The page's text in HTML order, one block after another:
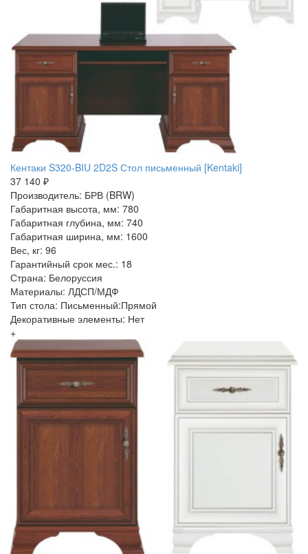
Кентаки S320-BIU 2D2S Стол письменный [Kentaki]
37 140 ₽
Производитель: БРВ (BRW)
Габаритная высота, мм: 780
Габаритная глубина, мм: 740
Габаритная ширина, мм: 1600
Вес, кг: 96
Гарантийный срок мес.: 18
Страна: Белоруссия
Материалы: ЛДСП/МДФ
Тип стола: Письменный:Прямой
Декоративные элементы: Нет
+